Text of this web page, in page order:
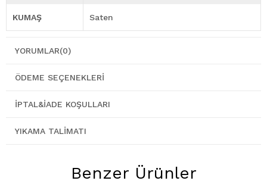
KUMAŞ Saten
YORUMLAR(0)
ÖDEME SEÇENEKLERI
İPTAL&İADE KOŞULLARI
YIKAMA TALIMATI
Benzer Ürünler